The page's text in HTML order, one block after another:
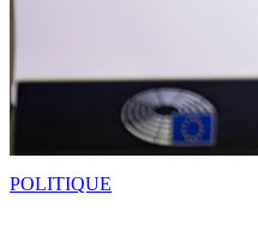
POLITIQUE